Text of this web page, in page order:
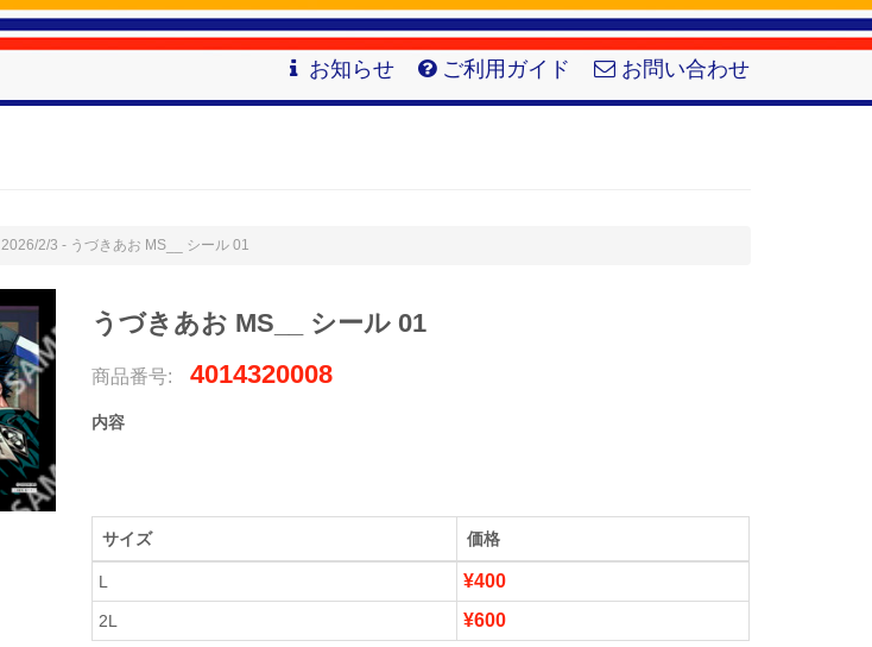
お知らせ ご利用ガイド お問い合わせ
2026/2/3 - うづきあお MS__ シール 01
うづきあお MS__ シール 01
商品番号: 4014320008
内容
サイズ 価格
L ¥400
2L ¥600